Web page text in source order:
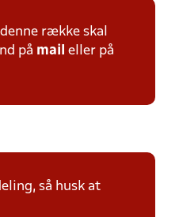
række skal
på mail eller på
så husk at